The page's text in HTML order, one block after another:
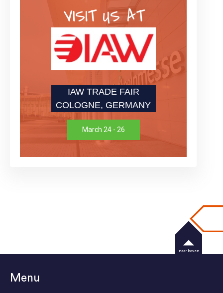
VISIT US AT
IAW TRADE FAIR
COLOGNE, GERMANY
March 24 - 26
Menu
naar boven